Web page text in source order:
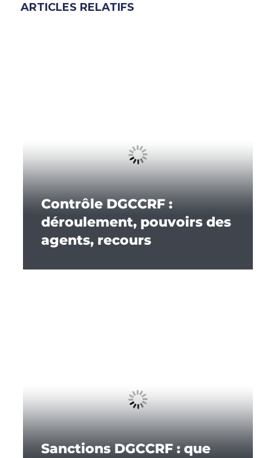
ARTICLES RELATIFS
Contrôle DGCCRF :
déroulement, pouvoirs des
agents, recours
Sanctions DGCCRF : que